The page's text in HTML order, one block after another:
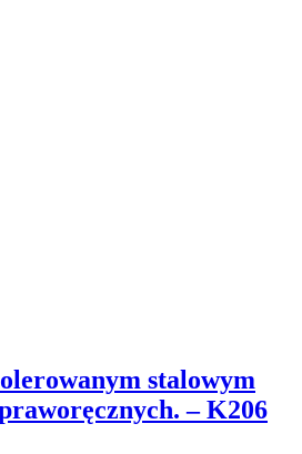
stalowym
– K206